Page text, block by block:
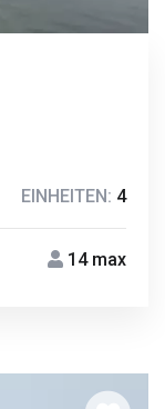
EINHEITEN: 4
14 max